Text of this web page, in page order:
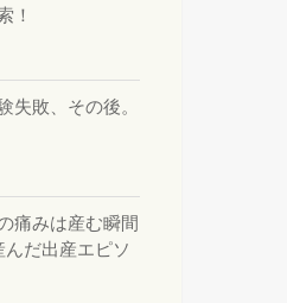
！
失敗、その後。
痛みは産む瞬間
んだ出産エピソ